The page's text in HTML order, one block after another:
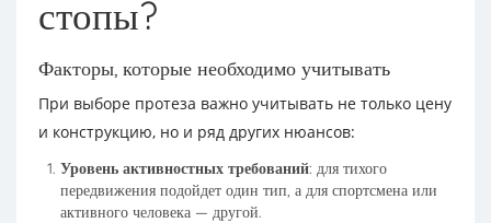
стопы?
Факторы, которые необходимо учитывать
При выборе протеза важно учитывать не только цену
и конструкцию, но и ряд других нюансов:
Уровень активностных требований: для тихого
передвижения подойдет один тип, а для спортсмена или
активного человека — другой.